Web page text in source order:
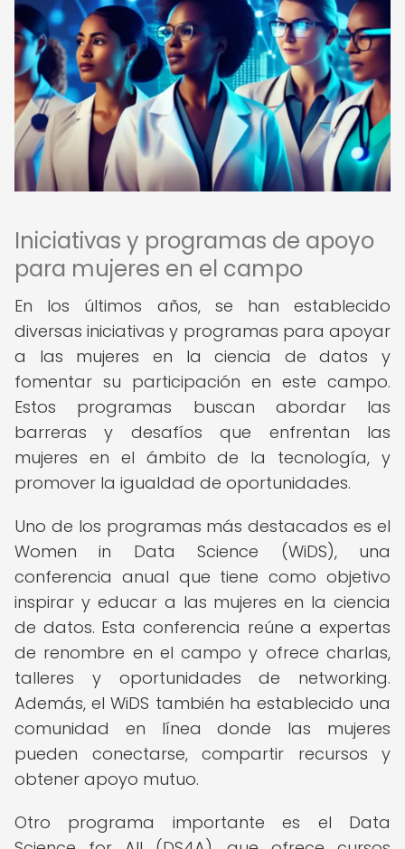
Iniciativas y programas de apoyo
para mujeres en el campo
En los últimos años, se han establecido
diversas iniciativas y programas para apoyar
a las mujeres en la ciencia de datos y
fomentar su participación en este campo.
Estos programas buscan abordar las
barreras y desafíos que enfrentan las
mujeres en el ámbito de la tecnología, y
promover la igualdad de oportunidades.
Uno de los programas más destacados es el
Women in Data Science (WiDS), una
conferencia anual que tiene como objetivo
inspirar y educar a las mujeres en la ciencia
de datos. Esta conferencia reúne a expertas
de renombre en el campo y ofrece charlas,
talleres y oportunidades de networking.
Además, el WiDS también ha establecido una
comunidad en línea donde las mujeres
pueden conectarse, compartir recursos y
obtener apoyo mutuo.
Otro programa importante es el Data